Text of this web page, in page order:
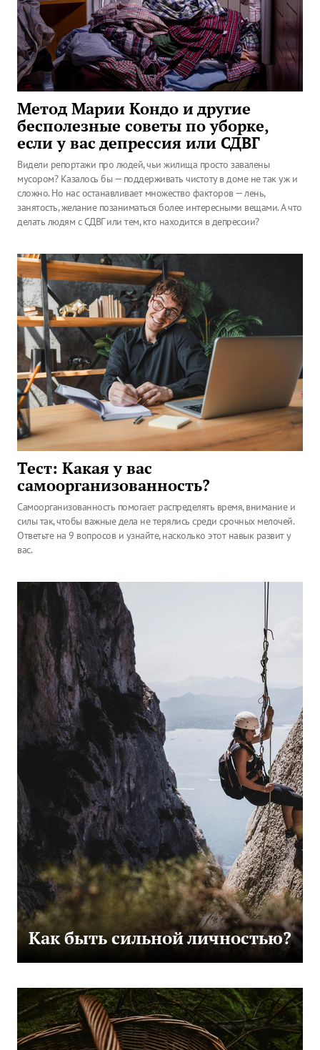
Метод Марии Кондо и другие
бесполезные советы по уборке,
если у вас депрессия или СДВГ
Видели репортажи про людей, чьи жилища просто завалены
мусором? Казалось бы — поддерживать чистоту в доме не так уж и
сложно. Но нас останавливает множество факторов — лень,
занятость, желание позаниматься более интересными вещами. А что
делать людям с СДВГ или тем, кто находится в депрессии?
Тест: Какая у вас
самоорганизованность?
Самоорганизованность помогает распределять время, внимание и
силы так, чтобы важные дела не терялись среди срочных мелочей.
Ответьте на 9 вопросов и узнайте, насколько этот навык развит у
вас.
Как быть сильной личностью?